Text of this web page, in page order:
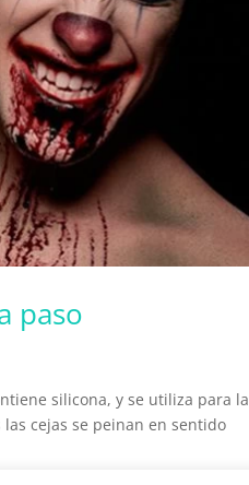
paso
silicona, y se utiliza para la
cejas se peinan en sentido